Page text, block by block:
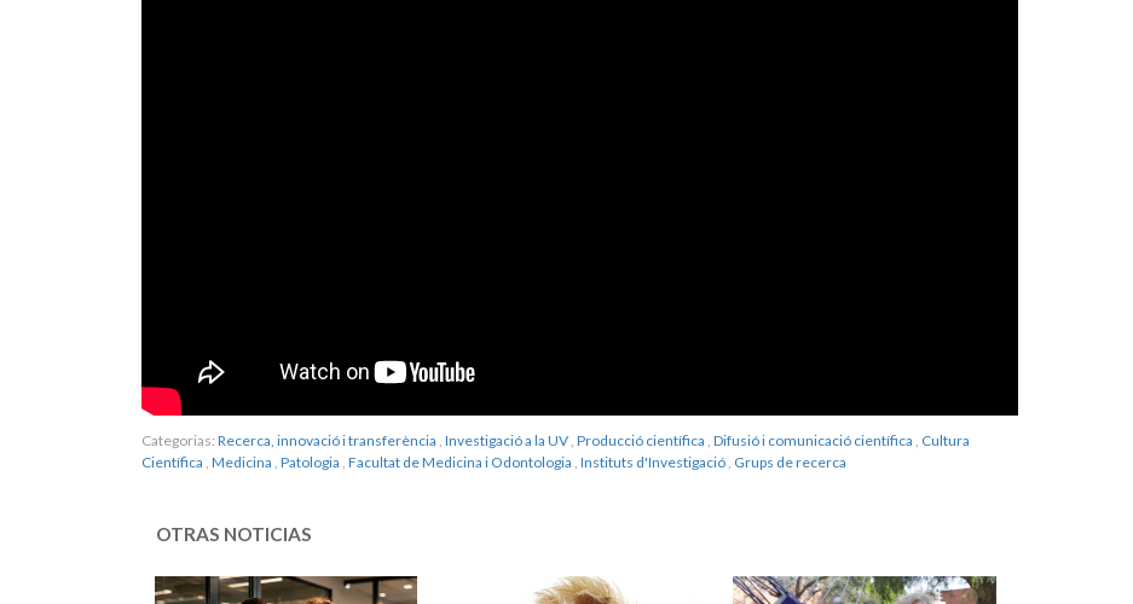
Categorias: Recerca, innovació i transferència , Investigació a la UV, Producció científica , Difusió i comunicació científica , Cultura
Científica , Medicina , Patologia , Facultat de Medicina i Odontologia , Instituts d'Investigació, Grups de recerca
OTRAS NOTICIAS